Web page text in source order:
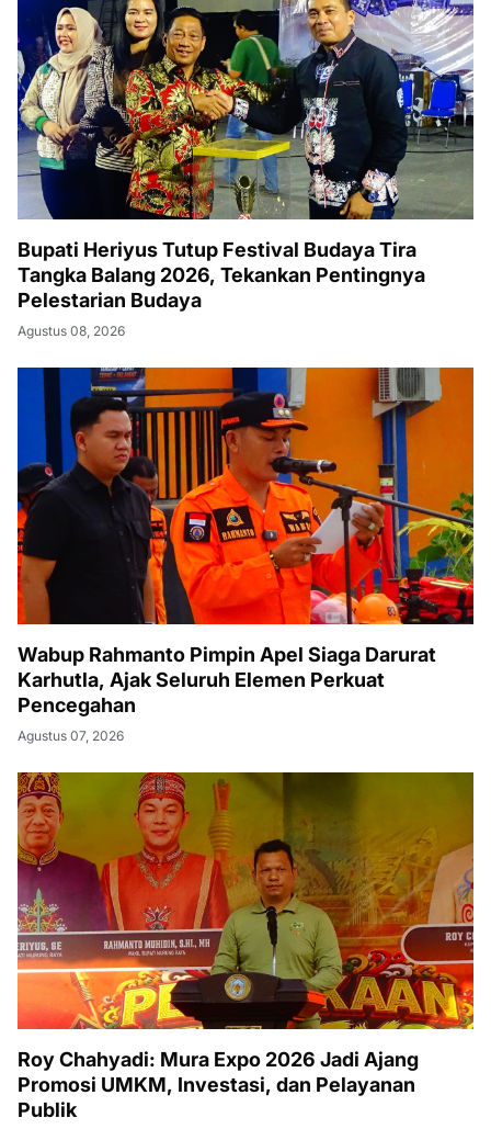
Bupati Heriyus Tutup Festival Budaya Tira
Tangka Balang 2026, Tekankan Pentingnya
Pelestarian Budaya
Agustus 08, 2026
Wabup Rahmanto Pimpin Apel Siaga Darurat
Karhutla, Ajak Seluruh Elemen Perkuat
Pencegahan
Agustus 07, 2026
Roy Chahyadi: Mura Expo 2026 Jadi Ajang
Promosi UMKM, Investasi, dan Pelayanan
Publik